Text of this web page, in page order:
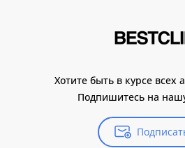
Хотите быть в курсе всех
Подпишитесь на